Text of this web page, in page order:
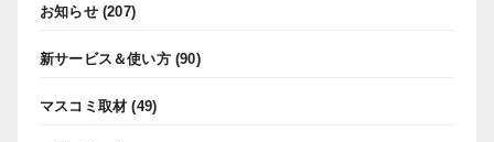
お知らせ(207)
新サービス＆使い方(90)
マスコミ取材 (49)